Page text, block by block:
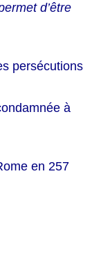
d’être
persécutions
à
en 257